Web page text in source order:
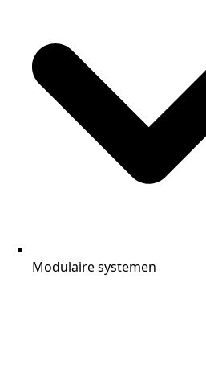
Modulaire systemen